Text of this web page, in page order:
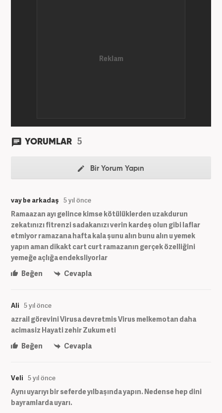
YORUMLAR 5
Bir Yorum Yapın
vay be arkadaş 5 yıl önce
Ramaazan ayı gelince kimse kötülüklerden uzakdurun
zekatınızı fitrenzi sadakanızı verin kardeş olun gibi laflar
etmiyor ramazana hafta kala şunu alın bunu alın u yemek
yapın aman dikakt cart curt ramazanın gerçek özelliğini
yemeğe açlığa endeksliyorlar
Beğen
Cevapla
Ali 5 yıl önce
azrail görevini Virusa devretmis Virus melkemotan daha
acimasiz Hayati zehir Zukum eti
Beğen
Cevapla
Veli 5 yıl önce
Aynı uyarıyı bir seferde yılbaşında yapın. Nedense hep dini
bayramlarda uyarı.